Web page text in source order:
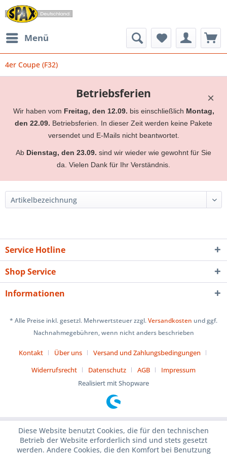
Menü
4er Coupe (F32)
×
Betriebsferien
Wir haben vom Freitag, den 12.09. bis einschließlich Montag,
den 22.09. Betriebsferien. In dieser Zeit werden keine Pakete
versendet und E-Mails nicht beantwortet.
Ab Dienstag, den 23.09. sind wir wieder wie gewohnt für Sie
da. Vielen Dank für Ihr Verständnis.
Service Hotline
Shop Service
Informationen
* Alle Preise inkl. gesetzl. Mehrwertsteuer zzgl.Versandkosten und ggf.
Nachnahmegebühren, wenn nicht anders beschrieben
Kontakt Über uns
Versand und Zahlungsbedingungen
Widerrufsrecht
Datenschutz AGB
Impressum
Realisiert mit Shopware
Diese Website benutzt Cookies, die für den technischen
Betrieb der Website erforderlich sind und stets gesetzt
werden. Andere Cookies, die den Komfort bei Benutzung